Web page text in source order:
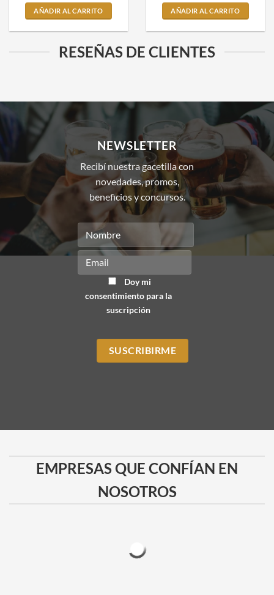
AÑADIR AL CARRITO AÑADIR AL CARRITO
RESEÑAS DE CLIENTES
NEWSLETTER
Recibí nuestra gacetilla con
novedades, promos,
beneficios y concursos.
Doy mi
consentimiento para la
suscripción
EMPRESAS QUE CONFÍAN EN
NOSOTROS